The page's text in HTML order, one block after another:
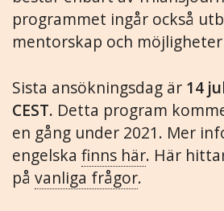
programmet ingår också
mentorskap och
Sista ansökningsdag är 14
CEST. Detta program
en gång under 2021. Mer
engelska finns här. Här
på vanliga frågor.